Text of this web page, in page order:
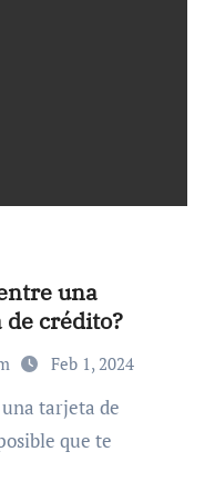
una
crédito?
Feb 1, 2024
que te